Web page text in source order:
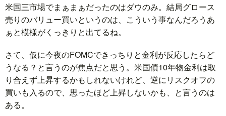
米国三市場でまぁまぁだったのはダウのみ。結局グロース
売りのバリュー買いというのは、こういう事なんだろうあ
ぁと模様がくっきりと出てるね。
さて、仮に今夜のFOMCできっちりと金利が反応したらど
うなる？と言うのが焦点だと思う。米国債10年物金利は取
り合えず上昇するかもしれないけれど、逆にリスクオフの
買いも入るので、思ったほど上昇しないかも、と言うのは
ある。